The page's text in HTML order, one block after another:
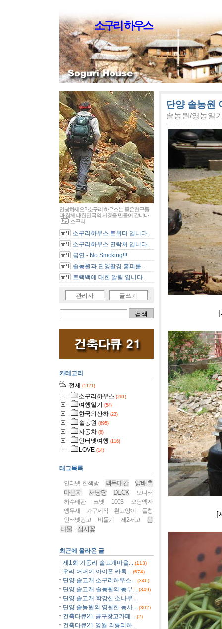
소구리 하우스
단양 솔농원
솔농원/영농일
[사진]단양
[사진]단양
안녕하세요? 소구리 하우스는 좋은친구들
과 함께 대한민국의 서정을 만들어 갑니다.
소구리
소구리하우스 트위터 입니다.
소구리하우스 연락처 입니다.
금연 - No Smoking!!!
솔농원과 단양팔경 홈피를..
트랙백에 대한 알림 입니다.
관리자 글쓰기
카테고리
전체 (1171)
소구리하우스 (261)
여행일기 (54)
한국의산하 (23)
솔농원 (695)
자동차 (8)
인터넷여행 (116)
LOVE (14)
태그목록
인터넷 헌책방 백두대간
양배추
마분지
서낭당 DECK
모니터
하수배관
코넷 100$
오당액자
앵무새
가구제작 흰고양이
들창
인터넷광고
비둘기 제2서고
봄
나물
접시꽃
최근에 올라온 글
제1회 기동리 솔고개마을...
(113)
우리 어머이 아이폰 카톡... (574)
단양 솔고개 소구리하우스... (346)
단양 솔고개 솔농원의 농부... (349)
단양 솔고개 학강산 소나무...
단양 솔농원의 영원한 농사...
(302)
건축다큐21 공구창고카페... (2)
건축다큐21 영월 외룡리하...